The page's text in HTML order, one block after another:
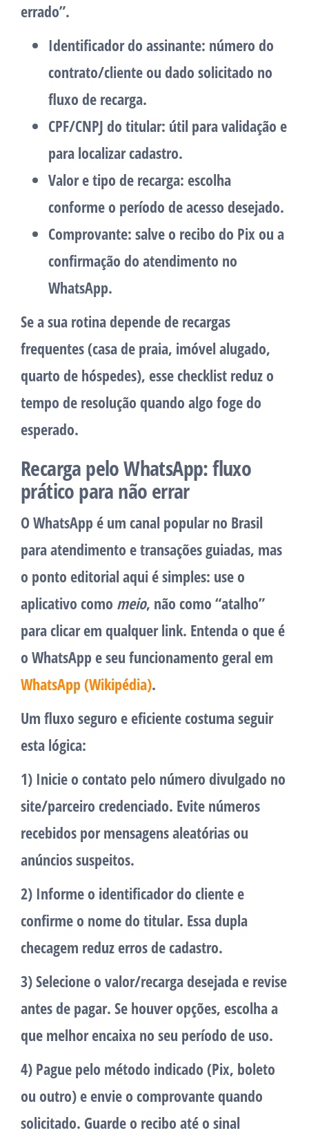
errado”.
Identificador do assinante: número do
contrato/cliente ou dado solicitado no
fluxo de recarga.
CPF/CNPJ do titular: útil para validação e
para localizar cadastro.
Valor e tipo de recarga: escolha
conforme o período de acesso desejado.
Comprovante: salve o recibo do Pix ou a
confirmação do atendimento no
WhatsApp.
Se a sua rotina depende de recargas
frequentes (casa de praia, imóvel alugado,
quarto de hóspedes), esse checklist reduz o
tempo de resolução quando algo foge do
esperado.
Recarga pelo WhatsApp: fluxo
prático para não errar
O WhatsApp é um canal popular no Brasil
para atendimento e transações guiadas, mas
o ponto editorial aqui é simples: use o
aplicativo como meio, não como “atalho”
para clicar em qualquer link. Entenda o que é
o WhatsApp e seu funcionamento geral em
WhatsApp (Wikipédia).
Um fluxo seguro e eficiente costuma seguir
esta lógica:
1) Inicie o contato pelo número divulgado no
site/parceiro credenciado. Evite números
recebidos por mensagens aleatórias ou
anúncios suspeitos.
2) Informe o identificador do cliente e
confirme o nome do titular. Essa dupla
checagem reduz erros de cadastro.
3) Selecione o valor/recarga desejada e revise
antes de pagar. Se houver opções, escolha a
que melhor encaixa no seu período de uso.
4) Pague pelo método indicado (Pix, boleto
ou outro) e envie o comprovante quando
solicitado. Guarde o recibo até o sinal